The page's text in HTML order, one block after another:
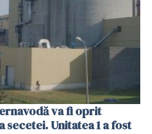
va fi oprit
Unitatea 1 a fost